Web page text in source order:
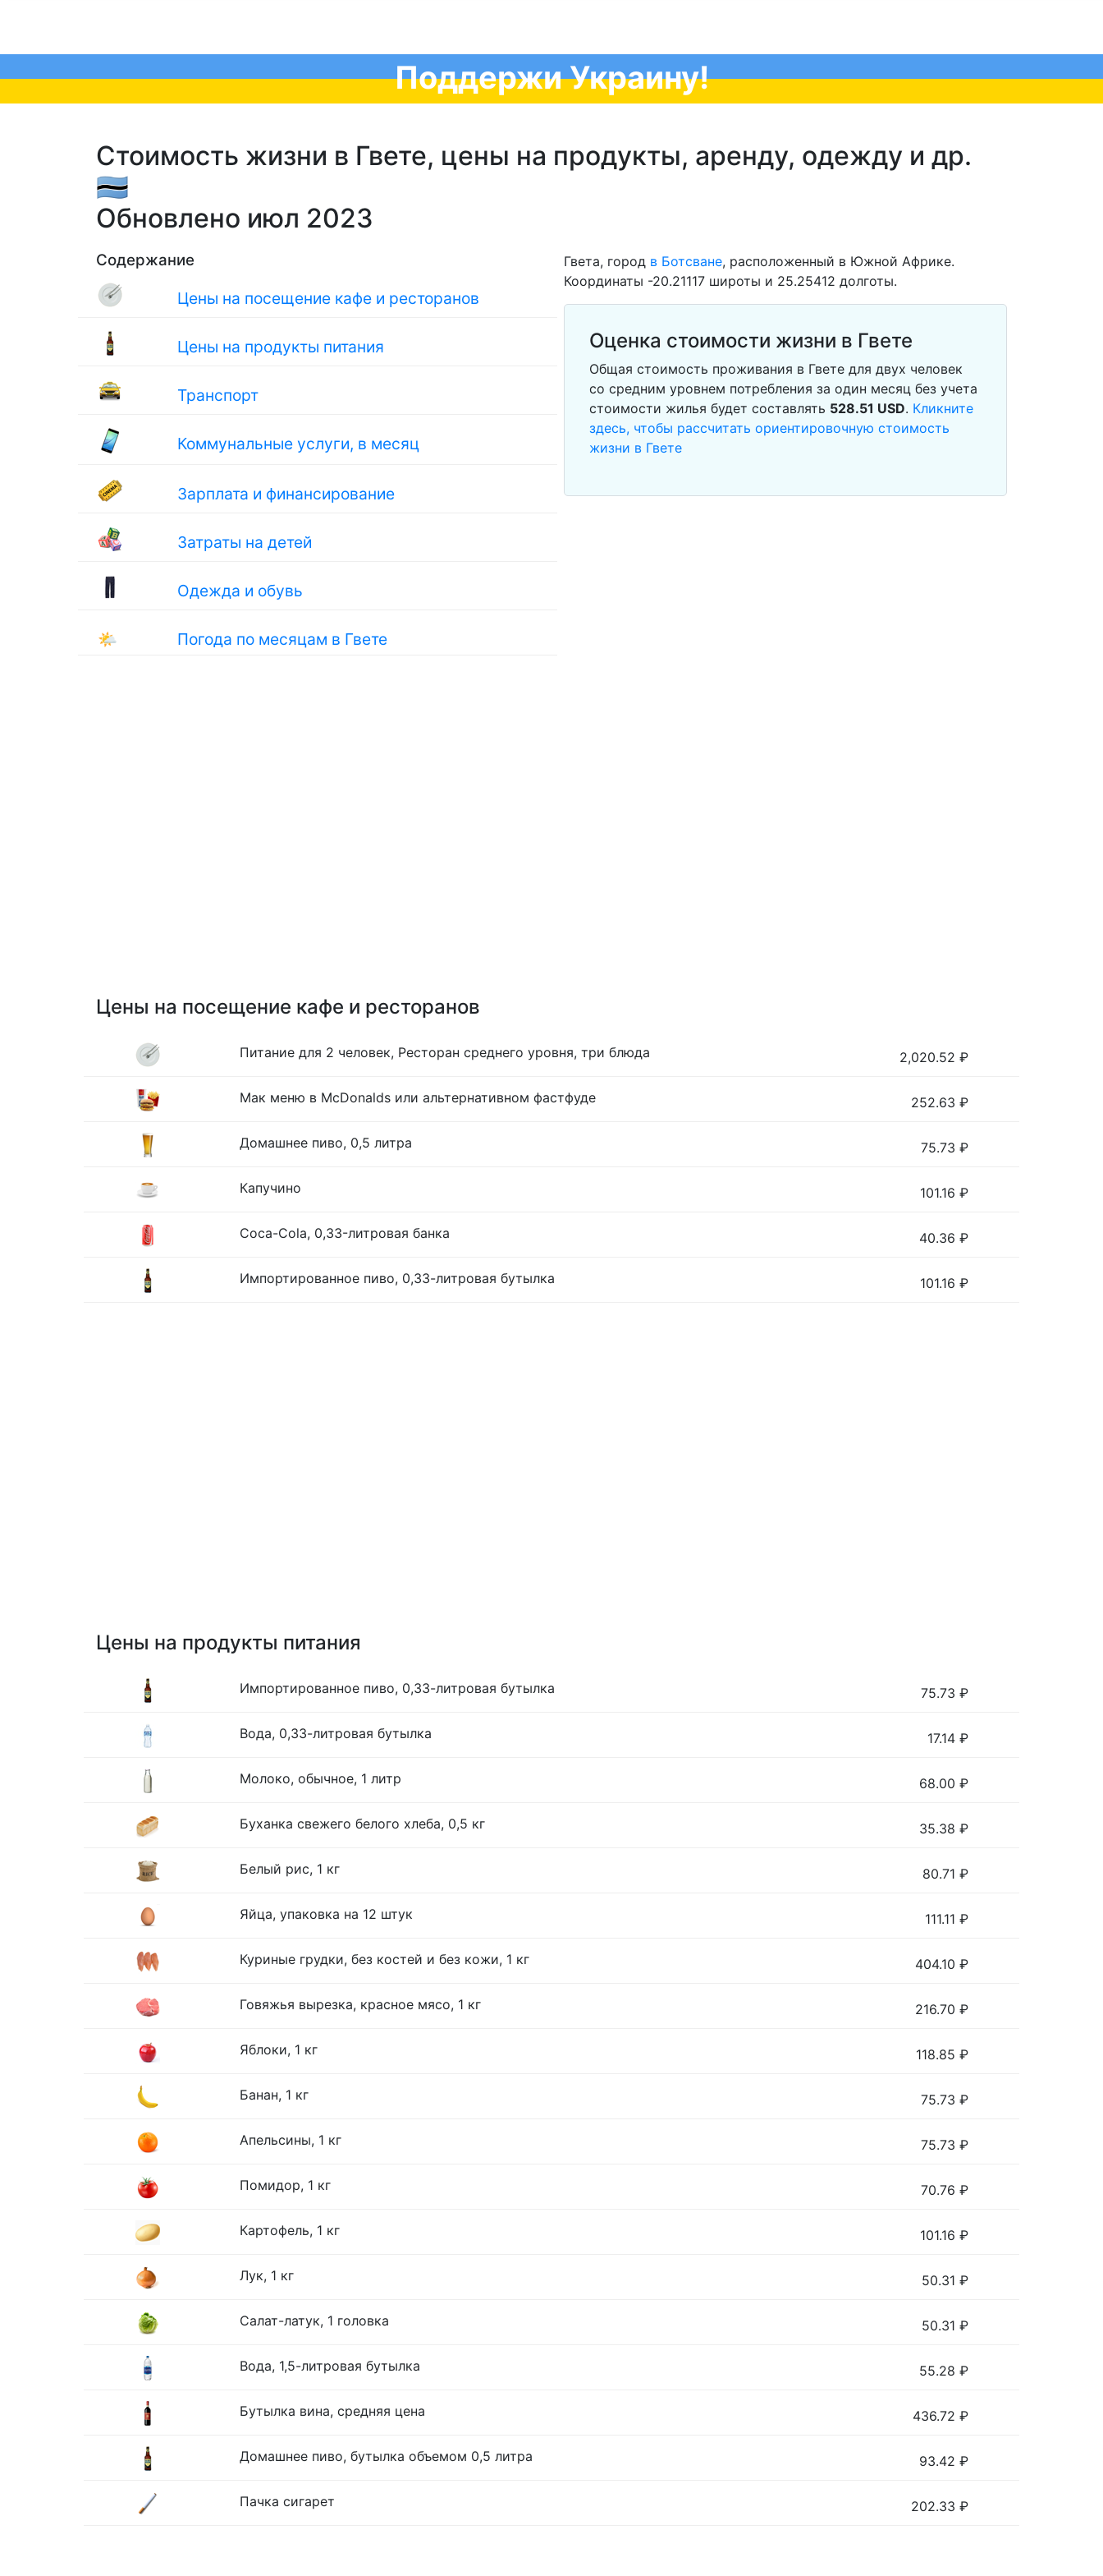
Поддержи Украину!
Стоимость жизни в Гвете, цены на продукты, аренду, одежду и др.
🇧🇼
Обновлено июл 2023
Содержание
Цены на посещение кафе и ресторанов
Цены на продукты питания
Транспорт
Коммунальные услуги, в месяц
Зарплата и финансирование
Затраты на детей
Одежда и обувь
🌤 Погода по месяцам в Гвете
Гвета, город в Ботсване, расположенный в Южной Африке.
Координаты -20.21117 широты и 25.25412 долготы.
Оценка стоимости жизни в Гвете
Общая стоимость проживания в Гвете для двух человек
со средним уровнем потребления за один месяц без учета
стоимости жилья будет составлять 528.51 USD. Кликните
здесь, чтобы рассчитать ориентировочную стоимость
жизни в Гвете
Цены на посещение кафе и ресторанов
Питание для 2 человек, Ресторан среднего уровня, три блюда 2,020.52 ₽
Мак меню в McDonalds или альтернативном фастфуде 252.63 ₽
Домашнее пиво, 0,5 литра 75.73 ₽
Капучино 101.16 ₽
Coca-Cola, 0,33-литровая банка 40.36 ₽
Импортированное пиво, 0,33-литровая бутылка 101.16 ₽
Цены на продукты питания
Импортированное пиво, 0,33-литровая бутылка 75.73 ₽
Вода, 0,33-литровая бутылка 17.14 ₽
Молоко, обычное, 1 литр 68.00 ₽
Буханка свежего белого хлеба, 0,5 кг 35.38 ₽
Белый рис, 1 кг 80.71 ₽
Яйца, упаковка на 12 штук 111.11 ₽
Куриные грудки, без костей и без кожи, 1 кг 404.10 ₽
Говяжья вырезка, красное мясо, 1 кг 216.70 ₽
Яблоки, 1 кг 118.85 ₽
Банан, 1 кг 75.73 ₽
Апельсины, 1 кг 75.73 ₽
Помидор, 1 кг 70.76 ₽
Картофель, 1 кг 101.16 ₽
Лук, 1 кг 50.31 ₽
Салат-латук, 1 головка 50.31 ₽
Вода, 1,5-литровая бутылка 55.28 ₽
Бутылка вина, средняя цена 436.72 ₽
Домашнее пиво, бутылка объемом 0,5 литра 93.42 ₽
Пачка сигарет 202.33 ₽